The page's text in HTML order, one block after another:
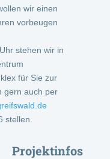
wir einen
vorbeugen
stehen wir in
klex für Sie zur
gern auch per
stellen.
Projektinfos